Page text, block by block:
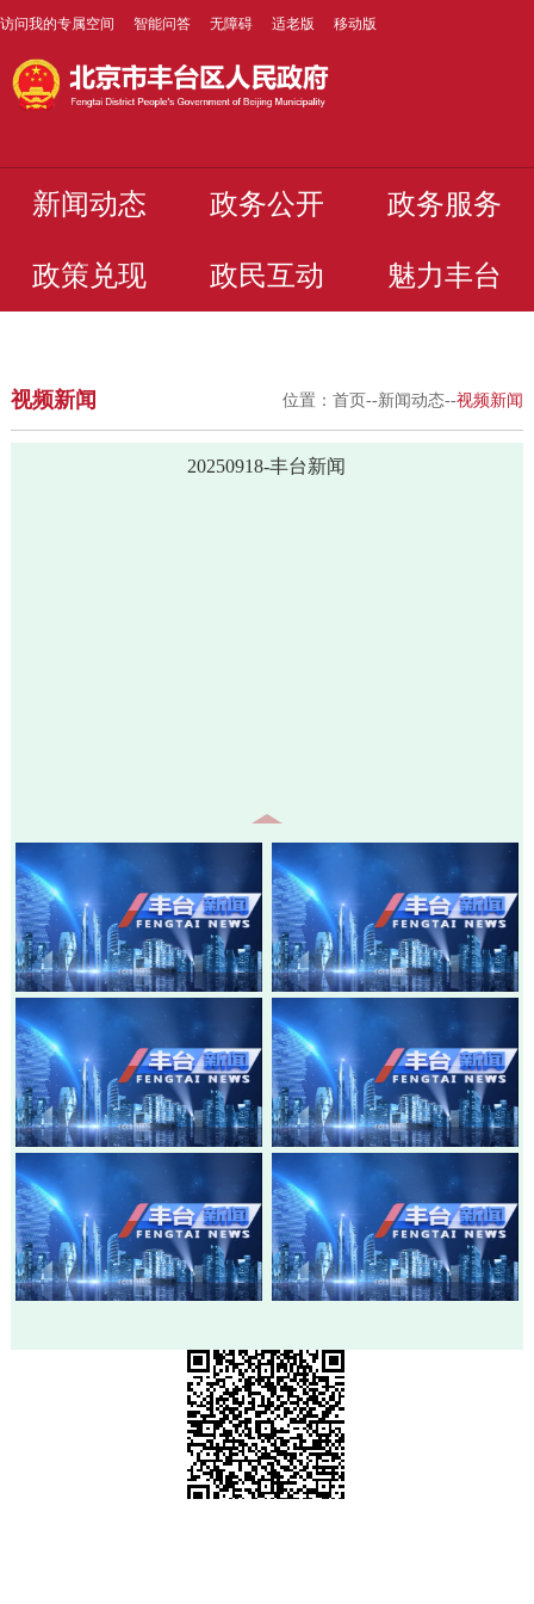
访问我的专属空间 智能问答 无障碍 适老版 移动版
新闻动态 政务公开 政务服务
政策兑现 政民互动 魅力丰台
视频新闻 位置：首页--新闻动态--视频新闻
20250918-丰台新闻
20260805-丰台新闻
20260803-丰台新闻
20260730-丰台新闻
20260728-丰台新闻